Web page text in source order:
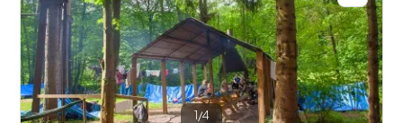
Populaire filters
Type accommodatie
1/4